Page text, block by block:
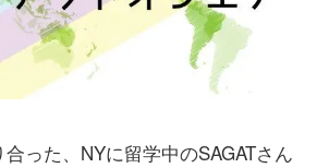
った、NYに留学中のSAGATさん